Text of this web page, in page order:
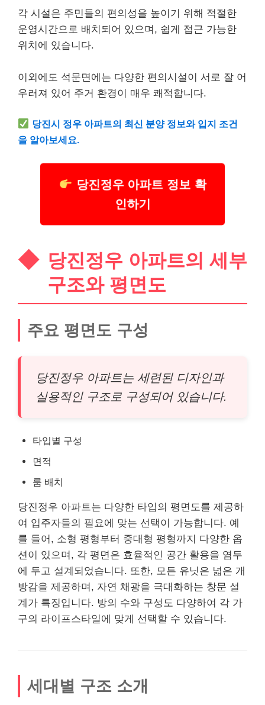
각 시설은 주민들의 편의성을 높이기 위해 적절한
운영시간으로 배치되어 있으며, 쉽게 접근 가능한
위치에 있습니다.
이외에도 석문면에는 다양한 편의시설이 서로 잘 어
우러져 있어 주거 환경이 매우 쾌적합니다.
당진시 정우 아파트의 최신 분양 정보와 입지 조건
을 알아보세요.
당진정우 아파트 정보 확
인하기
당진정우 아파트의 세부
구조와 평면도
주요 평면도 구성
당진정우 아파트는 세련된 디자인과
실용적인 구조로 구성되어 있습니다.
타입별 구성
면적
룸 배치
당진정우 아파트는 다양한 타입의 평면도를 제공하
여 입주자들의 필요에 맞는 선택이 가능합니다. 예
를 들어, 소형 평형부터 중대형 평형까지 다양한 옵
션이 있으며, 각 평면은 효율적인 공간 활용을 염두
에 두고 설계되었습니다. 또한, 모든 유닛은 넓은 개
방감을 제공하며, 자연 채광을 극대화하는 창문 설
계가 특징입니다. 방의 수와 구성도 다양하여 각 가
구의 라이프스타일에 맞게 선택할 수 있습니다.
세대별 구조 소개